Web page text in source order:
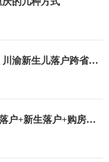
2023年川渝户口迁移实现一站式办理 川渝新生儿落户跨省办理条件
2023重庆落户全指南(投靠落户+经商落户+新生落户+购房落户) 购买商品房户口迁移